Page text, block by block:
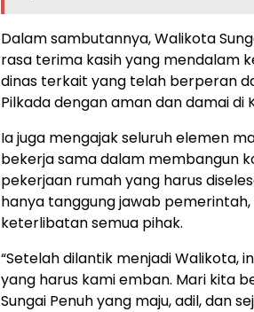
Dalam sambutannya, Walikota
rasa terima kasih yang mendalam
dinas terkait yang telah berperan
Pilkada dengan aman dan damai di
Ia juga mengajak seluruh elemen
bekerja sama dalam membangun
pekerjaan rumah yang harus
hanya tanggung jawab
keterlibatan semua pihak.
“Setelah dilantik menjadi Walikota,
yang harus kami emban. Mari kita
Sungai Penuh yang maju, adil, dan